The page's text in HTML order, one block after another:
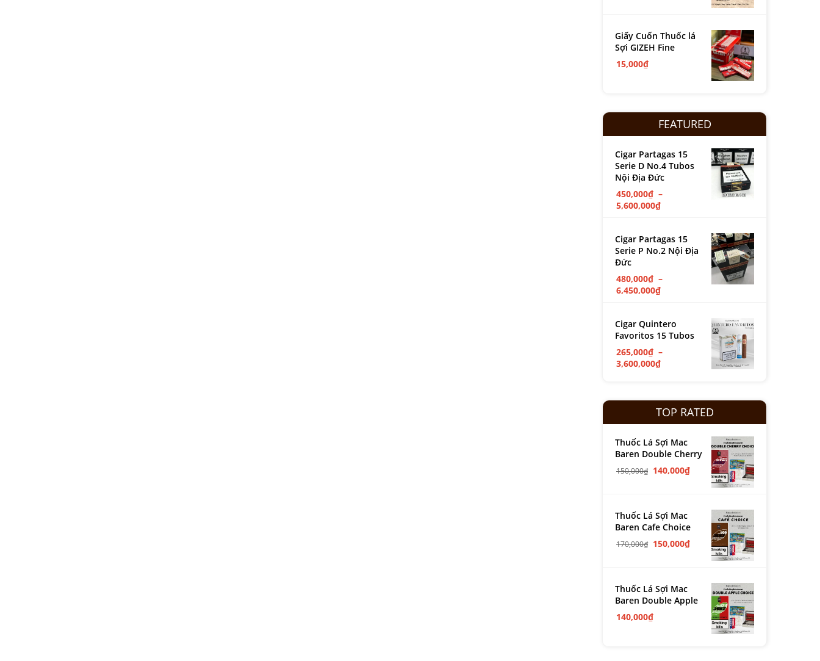
Giấy Cuốn Thuốc lá
Sợi GIZEH Fine
15,000₫
FEATURED
Cigar Partagas 15
Serie D No.4 Tubos
Nội Địa Đức
450,000₫ –
5,600,000₫
Cigar Partagas 15
Serie P No.2 Nội Địa
Đức
480,000₫ –
6,450,000₫
Cigar Quintero
Favoritos 15 Tubos
265,000₫ –
3,600,000₫
TOP RATED
Thuốc Lá Sợi Mac
Baren Double Cherry
150,000₫ 140,000₫
Thuốc Lá Sợi Mac
Baren Cafe Choice
170,000₫ 150,000₫
Thuốc Lá Sợi Mac
Baren Double Apple
140,000₫